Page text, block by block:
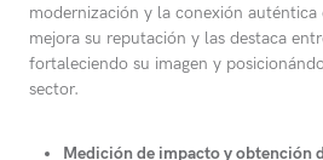
modernización y la conexión
mejora su reputación y las destaca
fortaleciendo su imagen y
sector.
Medición de impacto y obtención